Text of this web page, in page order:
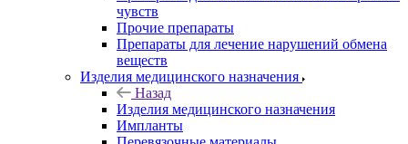
чувств
Прочие препараты
Препараты для лечение нарушений обмена
веществ
Изделия медицинского назначения
Назад
Изделия медицинского назначения
Импланты